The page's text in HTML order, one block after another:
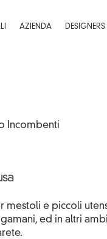
AZIENDA DESIGNERS
Incombenti
mestoli e piccoli
ed in altri